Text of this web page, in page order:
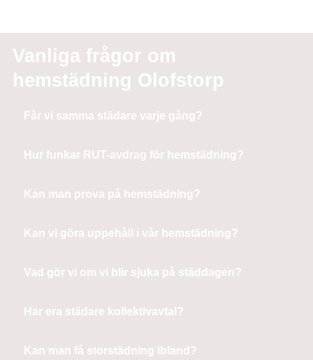
Vanliga frågor om
hemstädning Olofstorp
Får vi samma städare varje gång?
Hur funkar RUT-avdrag för hemstädning?
Kan man prova på hemstädning?
Kan vi göra uppehåll i vår hemstädning?
Vad gör vi om vi blir sjuka på städdagen?
Har era städare kollektivavtal?
Kan man få storstädning ibland?